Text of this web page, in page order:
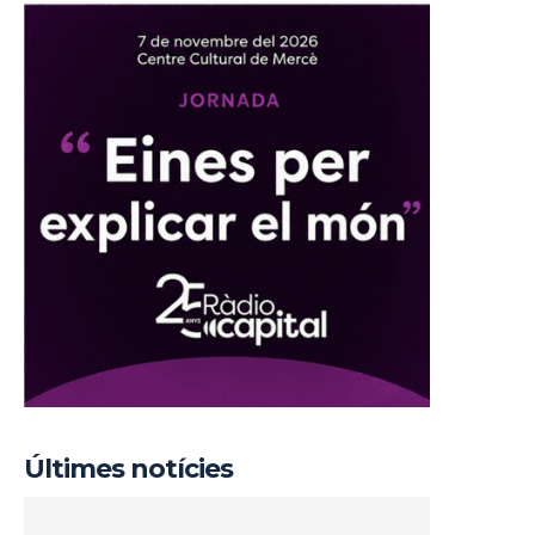
Últimes notícies